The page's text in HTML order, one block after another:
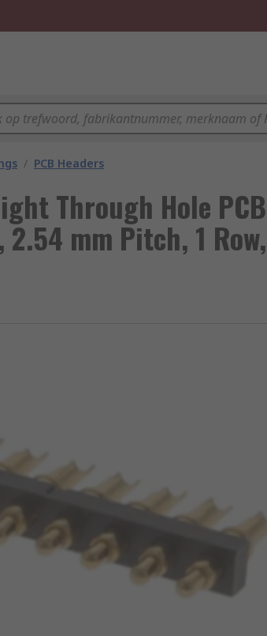
/ PCB Headers
Through Hole PCB
mm Pitch, 1 Row,